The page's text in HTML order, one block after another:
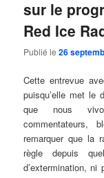
sur le
Red Ice
Publié le26
Cette entrevue
puisqu’elle met le
que nous
commentateurs,
remarquer que la
règle depuis
d’extermination, ni